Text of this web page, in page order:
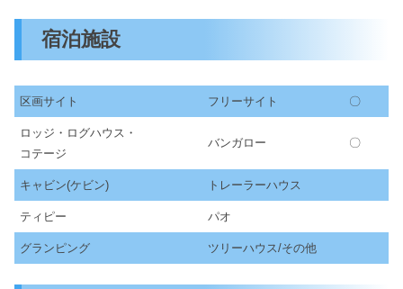
宿泊施設
区画サイト フリーサイト 〇
ロッジ・ログハウス・
コテージ
バンガロー 〇
キャビン(ケビン) トレーラーハウス
ティピー パオ
グランピング ツリーハウス/その他